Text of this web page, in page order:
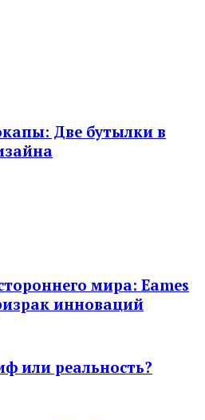
Две бутылки в
мира: Eames
инноваций
или реальность?